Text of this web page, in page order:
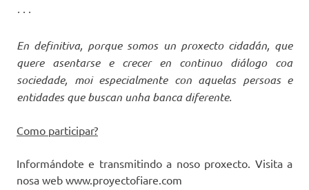
· · ·
En definitiva, porque somos un proxecto cidadán, que
quere asentarse e crecer en continuo diálogo coa
sociedade, moi especialmente con aquelas persoas e
entidades que buscan unha banca diferente.
Como participar?
Informándote e transmitindo a noso proxecto. Visita a
nosa web www.proyectofiare.com